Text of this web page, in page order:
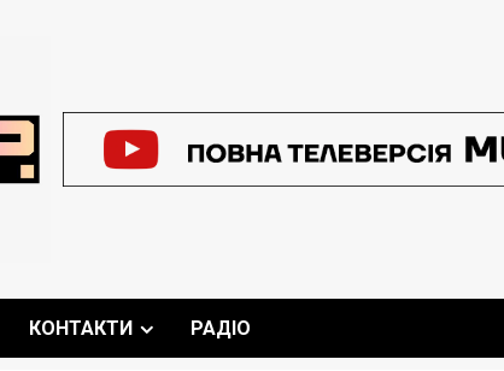
КОНТАКТИ РАДІО